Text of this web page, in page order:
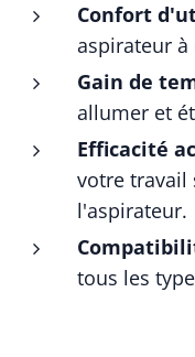
Confort
aspirateur à
Gain de
allumer et
Efficacité
votre travail
l'aspirateur.
tous les